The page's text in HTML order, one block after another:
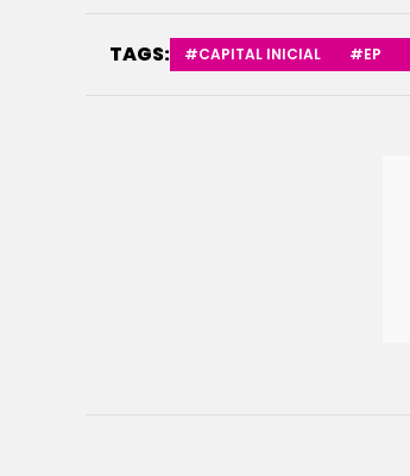
TAGS: #CAPITAL INICIAL #EP